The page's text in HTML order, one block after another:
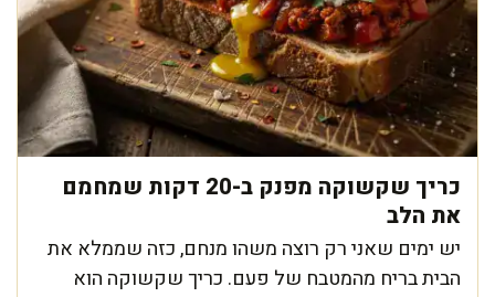
כריך שקשוקה מפנק ב-20 דקות שמחמם
את הלב
יש ימים שאני רק רוצה משהו מנחם, כזה שממלא את
הבית בריח מהמטבח של פעם. כריך שקשוקה הוא